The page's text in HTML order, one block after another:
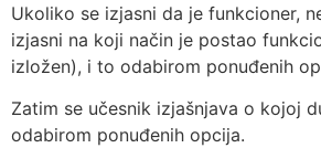
Ukoliko se izjasni da je funkcioner,
izjasni na koji način je postao
izložen), i to odabirom ponuđenih
Zatim se učesnik izjašnjava o kojoj
odabirom ponuđenih opcija.